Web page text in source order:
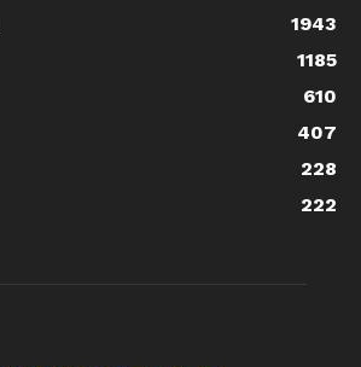
1943
1185
610
407
228
222